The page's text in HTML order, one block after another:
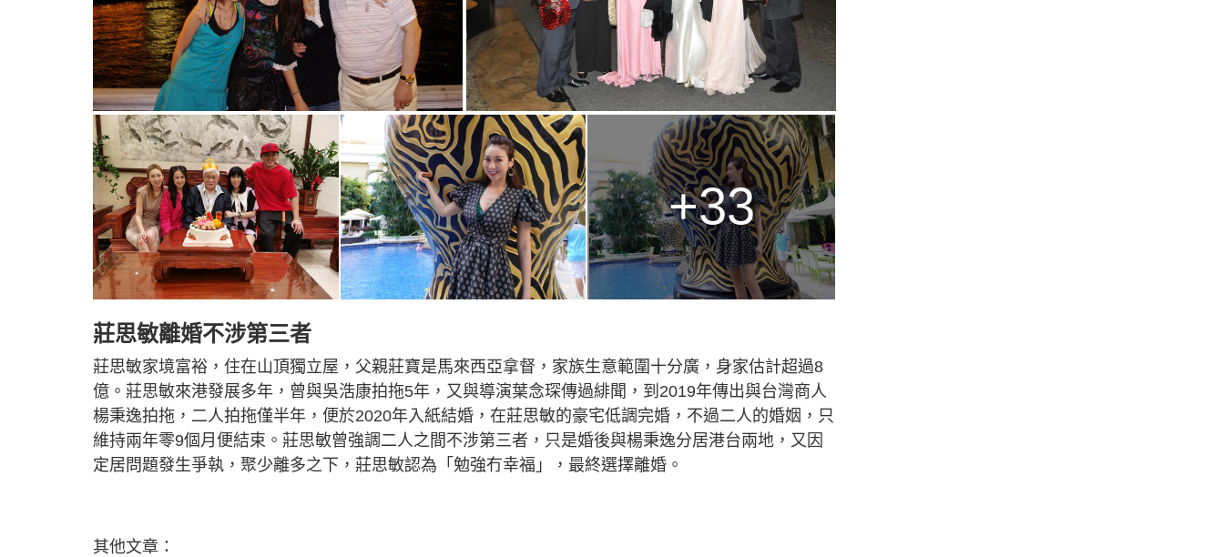
+33
莊思敏離婚不涉第三者
莊思敏家境富裕，住在山頂獨立屋，父親莊寶是馬來西亞拿督，家族生意範圍十分廣，身家估計超過8
億。莊思敏來港發展多年，曾與吳浩康拍拖5年，又與導演葉念琛傳過緋聞，到2019年傳出與台灣商人
楊秉逸拍拖，二人拍拖僅半年，便於2020年入紙結婚，在莊思敏的豪宅低調完婚，不過二人的婚姻，只
維持兩年零9個月便結束。莊思敏曾強調二人之間不涉第三者，只是婚後與楊秉逸分居港台兩地，又因
定居問題發生爭執，聚少離多之下，莊思敏認為「勉強冇幸福」，最終選擇離婚。
其他文章：